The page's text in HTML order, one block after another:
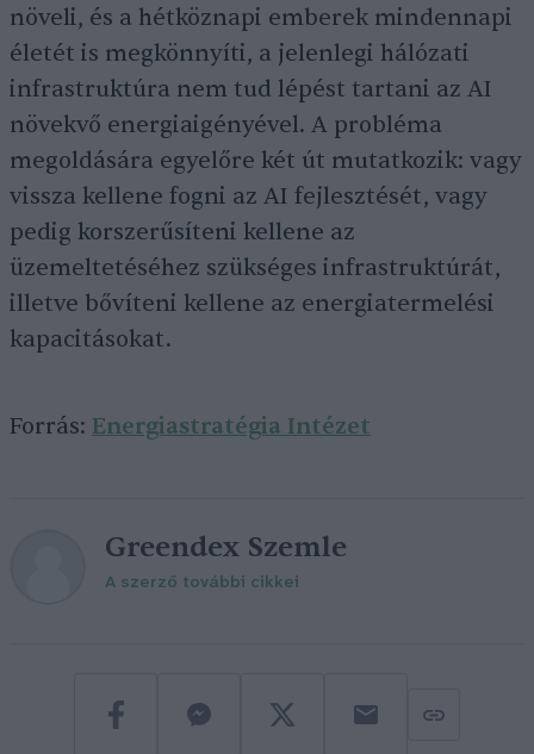
növeli, és a hétköznapi emberek mindennapi
életét is megkönnyíti, a jelenlegi hálózati
infrastruktúra nem tud lépést tartani az AI
növekvő energiaigényével. A probléma
megoldására egyelőre két út mutatkozik: vagy
vissza kellene fogni az AI fejlesztését, vagy
pedig korszerűsíteni kellene az
üzemeltetéséhez szükséges infrastruktúrát,
illetve bővíteni kellene az energiatermelési
kapacitásokat.
Forrás: Energiastratégia Intézet
Greendex Szemle
A szerző további cikkei